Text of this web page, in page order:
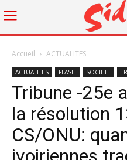
Accueil ACTUALITES
ACTUALITES FLASH SOCIETE
Tribune -25e
la résolution
CS/ONU: